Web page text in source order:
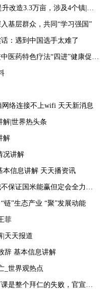
3.3万亩，涉及4个镇|每日速读
基层群众，共同“学习强国”
：遇到中国选手太难了
特色疗法“四进”健康促进行动
络连接不上wifi 天天新消息
解|世界热头条
解
况讲解
本信息讲解 天天播资讯
能赢但定会全力以赴|环球最新
链”生态产业 “聚”发展动能
菲
|天天报道
辞 基本信息讲解
_世界观热点
仁的失败，官宣的时机让我无言